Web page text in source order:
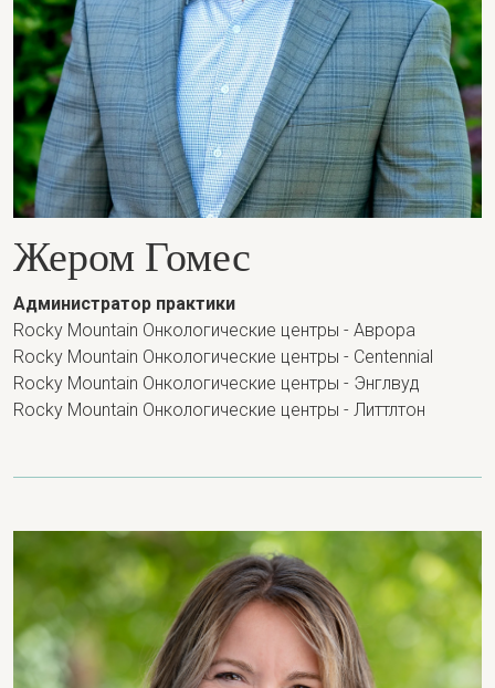
Жером Гомес
Администратор практики
Rocky Mountain Онкологические центры - Аврора
Rocky Mountain Онкологические центры - Centennial
Rocky Mountain Онкологические центры - Энглвуд
Rocky Mountain Онкологические центры - Литтлтон